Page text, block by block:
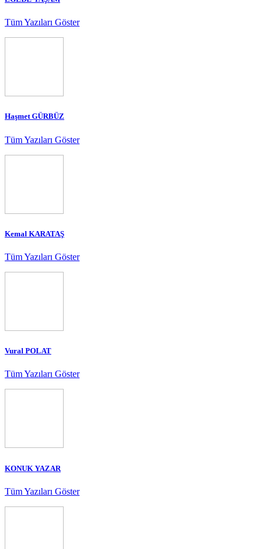
Tüm Yazıları Göster
Haşmet GÜRBÜZ
Tüm Yazıları Göster
Kemal KARATAŞ
Tüm Yazıları Göster
Vural POLAT
Tüm Yazıları Göster
KONUK YAZAR
Tüm Yazıları Göster